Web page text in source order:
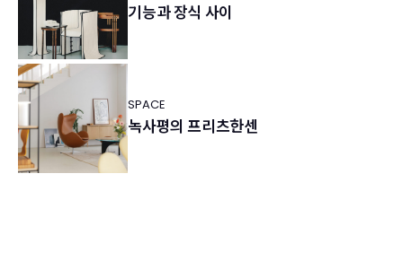
기능과 장식 사이
SPACE
녹사평의 프리츠한센